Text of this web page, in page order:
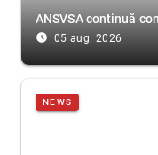
ANSVSA continuă
access_time_filled 05 aug. 2026
NEWS